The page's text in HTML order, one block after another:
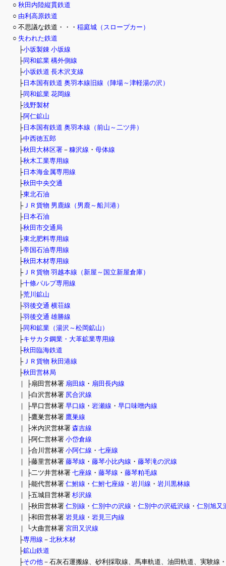
○ 秋田内陸縦貫鉄道
○ 由利高原鉄道
○ 不思議な鉄道・・・ 稲庭城（スロープカー）
○ 失われた鉄道
├小坂製錬 小坂線
├同和鉱業 構外側線
├小坂鉄道 長木沢支線
├日本国有鉄道 奥羽本線旧線（陣場～津軽湯の沢）
├同和鉱業 花岡線
├浅野製材
├阿仁鉱山
├日本国有鉄道 奥羽本線（前山～二ツ井）
├中西徳五郎
├秋田大林区署 － 糠沢線 ・ 母体線
├秋木工業専用線
├日本海金属専用線
├秋田中央交通
├東北石油
├ＪＲ貨物 男鹿線（男鹿～船川港）
├日本石油
├秋田市交通局
├東北肥料専用線
├帝国石油専用線
├秋田木材専用線
├ＪＲ貨物 羽越本線（新屋～国立新屋倉庫）
├十條パルプ専用線
├荒川鉱山
├羽後交通 横荘線
├羽後交通 雄勝線
├同和鉱業（湯沢～松岡鉱山）
├キサカタ鋼業・大革鉱業専用線
├秋田臨海鉄道
├ＪＲ貨物 秋田港線
├秋田営林局
｜ ├扇田営林署 扇田線 ・ 扇田長内線
｜ ├白沢営林署 尻合沢線
｜ ├早口営林署 早口線 ・ 岩瀬線 ・ 早口味噌内線
｜ ├鷹巣営林署 鷹巣線
｜ ├米内沢営林署 森吉線
｜ ├阿仁営林署 小岱倉線
｜ ├合川営林署 小阿仁線 ・ 七座線
｜ ├藤里営林署 藤琴線 ・ 藤琴小比内線 ・ 藤琴滝の沢線
｜ ├二ツ井営林署 七座線 ・ 藤琴線 ・ 藤琴粕毛線
｜ ├能代営林署 仁鮒線 ・ 仁鮒七座線 ・ 岩川線 ・ 岩川黒林線
｜ ├五城目営林署 杉沢線
｜ ├秋田営林署 仁別線 ・ 仁別中の沢線 ・ 仁別中の沢砥沢線 ・ 仁別旭又
｜ ├和田営林署 岩見線 ・ 岩見三内線
｜ └大曲営林署 宮田又沢線
├専用線 － 北秋木材
├鉱山鉄道
├その他 －石灰石運搬線、砂利採取線、馬車軌道、油田軌道、実験線